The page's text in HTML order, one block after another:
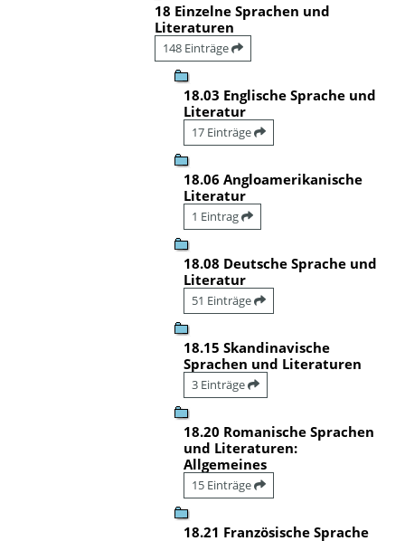
18 Einzelne Sprachen und
Literaturen
148 Einträge
18.03 Englische Sprache und
Literatur
17 Einträge
18.06 Angloamerikanische
Literatur
1 Eintrag
18.08 Deutsche Sprache und
Literatur
51 Einträge
18.15 Skandinavische
Sprachen und Literaturen
3 Einträge
18.20 Romanische Sprachen
und Literaturen:
Allgemeines
15 Einträge
18.21 Französische Sprache